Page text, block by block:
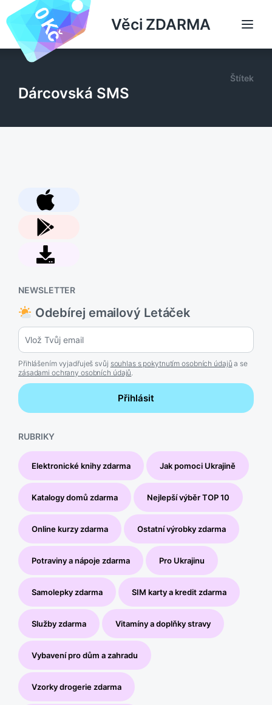
Věci ZDARMA
Štítek
Dárcovská SMS
NEWSLETTER
Odebírej emailový Letáček
Přihlášením vyjadřuješ svůj souhlas s pokytnutím osobních údajů a se
zásadami ochrany osobních údajů.
Přihlásit
RUBRIKY
Elektronické knihy zdarma Jak pomoci Ukrajině
Katalogy domů zdarma Nejlepší výběr TOP 10
Online kurzy zdarma Ostatní výrobky zdarma
Potraviny a nápoje zdarma Pro Ukrajinu
Samolepky zdarma SIM karty a kredit zdarma
Služby zdarma Vitamíny a doplňky stravy
Vybavení pro dům a zahradu
Vzorky drogerie zdarma